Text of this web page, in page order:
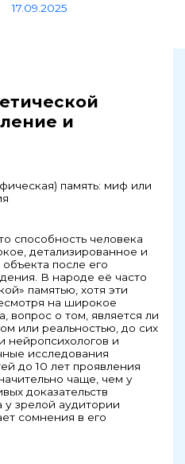
17.09.2025
и
способность человека
детализированное и
после его
В народе её часто
памятью, хотя эти
на широкое
вопрос о том, является ли
или реальностью, до сих
нейропсихологов и
исследования
до 10 лет проявления
чаще, чем у
доказательств
зрелой аудитории
сомнения в его